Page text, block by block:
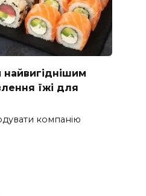
їжі для
компанію